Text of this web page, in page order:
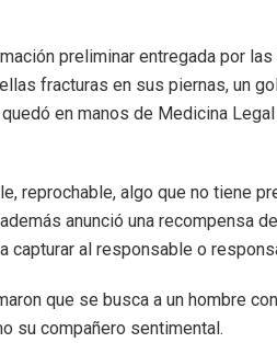
preliminar entregada por
fracturas en sus piernas, un
en manos de Medicina
reprochable, algo que no tiene
anunció una recompensa
capturar al responsable o
que se busca a un hombre
su compañero sentimental.